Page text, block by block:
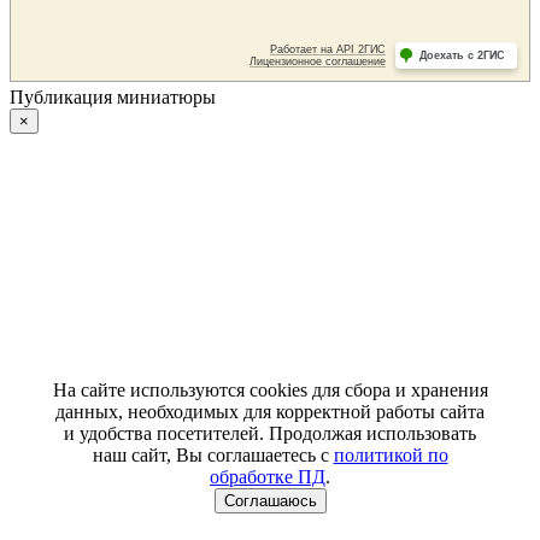
Публикация миниатюры
×
На сайте используются cookies для сбора и хранения
данных, необходимых для корректной работы сайта
и удобства посетителей. Продолжая использовать
наш сайт, Вы соглашаетесь с политикой по
обработке ПД.
Соглашаюсь